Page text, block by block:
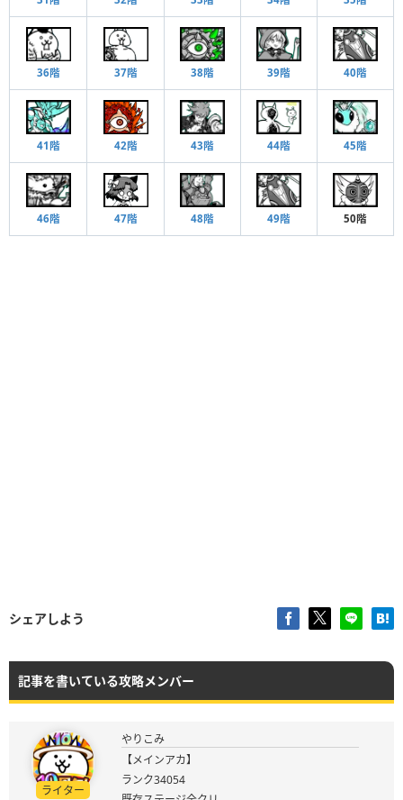
36階 37階 38階 39階 40階
41階 42階 43階 44階 45階
46階 47階 48階 49階 50階
シェアしよう
記事を書いている攻略メンバー
ライター
やりこみ
【メインアカ】
ランク34054